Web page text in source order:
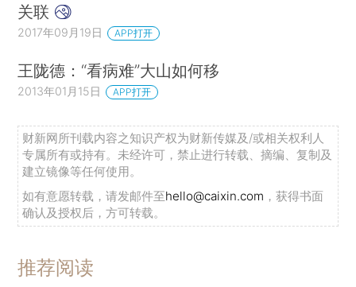
关联
2017年09月19日 APP打开
王陇德：“看病难”大山如何移
2013年01月15日 APP打开
财新网所刊载内容之知识产权为财新传媒及/或相关权利人
专属所有或持有。未经许可，禁止进行转载、摘编、复制及
建立镜像等任何使用。
如有意愿转载，请发邮件至hello@caixin.com ，获得书面
确认及授权后，方可转载。
推荐阅读